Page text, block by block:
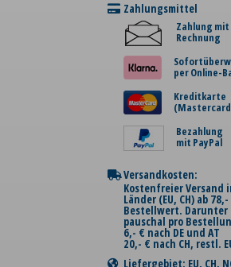
Zahlungsmittel
Zahlung mit
Rechnung
per Online-
Kreditkarte
Bezahlung
mit PayPal
Versandkosten:
Kostenfreier Versand
Länder (EU, CH) ab 78,-
Bestellwert. Darunter
pauschal pro
6,- € nach DE und AT
20,- € nach CH, restl.
Liefergebiet: EU, CH,